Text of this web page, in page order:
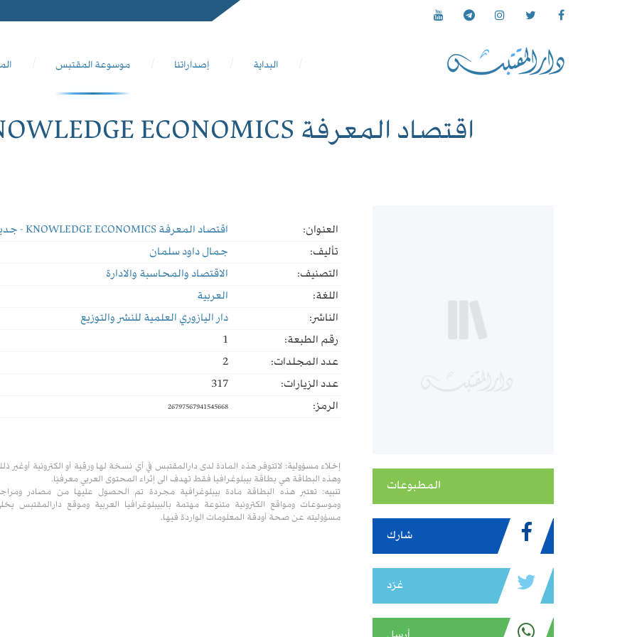
البداية إصداراتنا موسوعة المقتبس
اقتصاد المعرفة KNOWLEDGE ECONOMICS - جديد ملون
المطبوعات
شارك
غرّد
العنوان:
اقتصاد المعرفة KNOWLEDGE ECONOMICS - جديد ملون
تأليف:
جمال داود سلمان
التصنيف:
الاقتصاد والمحاسبة والادارة
اللغة:
العربية
الناشر:
دار اليازوري العلمية للنشر والتوزيع
رقم الطبعة:
1
عدد المجلدات:
2
عدد الزيارات:
317
الرمز:
26797567941545668
إخلاء مسؤولية: لاتتوفر هذه المادة لدى دارالمقتبس في أي نسخة لها ورقية أو الكترونية أوغير
وهذه البطاقة هي بطاقة بيبلوغرافيا فقط تهدف الى إثراء المحتوى العربي معرفيًا.
تنبيه: تعتبر هذه البطاقة مادة بيبلوغرافية مجردة تم الحصول عليها من مصادر
وموسوعات ومواقع الكترونية متنوعة مهتمة بالبيبلوغرافيا العربية وموقع دارالمقتبس
مسؤوليته عن صحة أودقة المعلومات الواردة فيها.